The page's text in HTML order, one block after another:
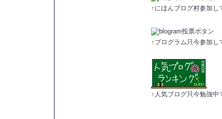
↑にほんブログ村参加し
↑ブログラム只今参加し
↑人気ブログ只今勉強中